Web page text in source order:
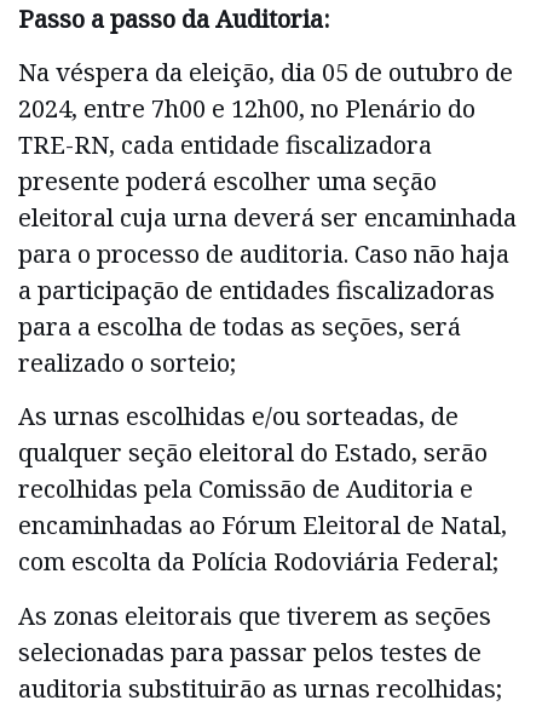
Passo a passo da Auditoria:
Na véspera da eleição, dia 05 de outubro de
2024, entre 7h00 e 12h00, no Plenário do
TRE-RN, cada entidade fiscalizadora
presente poderá escolher uma seção
eleitoral cuja urna deverá ser encaminhada
para o processo de auditoria. Caso não haja
a participação de entidades fiscalizadoras
para a escolha de todas as seções, será
realizado o sorteio;
As urnas escolhidas e/ou sorteadas, de
qualquer seção eleitoral do Estado, serão
recolhidas pela Comissão de Auditoria e
encaminhadas ao Fórum Eleitoral de Natal,
com escolta da Polícia Rodoviária Federal;
As zonas eleitorais que tiverem as seções
selecionadas para passar pelos testes de
auditoria substituirão as urnas recolhidas;